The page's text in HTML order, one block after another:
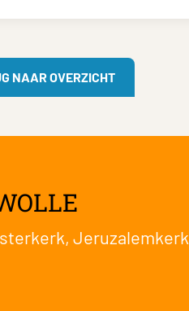
NAAR OVERZICHT
, Jeruzalemkerk